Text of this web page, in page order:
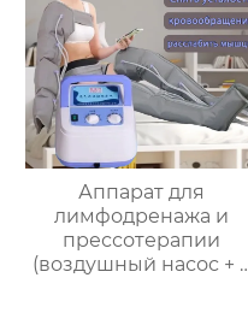
Аппарат для
лимфодренажа и
прессотерапии
(воздушный насос +